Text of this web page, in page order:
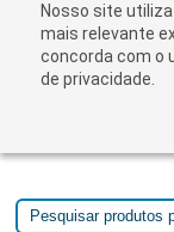
Nosso site
mais relevante
concorda com o
de privacidade.